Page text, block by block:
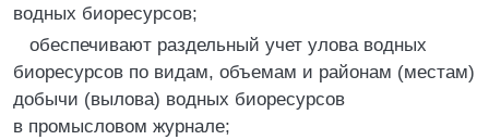
водных биоресурсов;
обеспечивают раздельный учет улова водных
биоресурсов по видам, объемам и районам (местам)
добычи (вылова) водных биоресурсов
в промысловом журнале;